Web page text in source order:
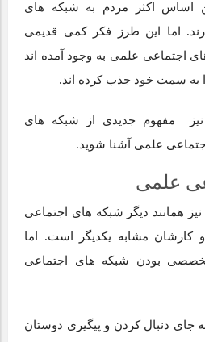
اساس اکثر مردم به شبکه های
اما این طرز فکر کمی قدیمی
اجتماعی علمی به وجود آمده اند
به سمت خود جذب کرده اند.
نیز مفهوم جدیدی از شبکه های
علمی آشنا شوید.
علمی
همانند دیگر شبکه های اجتماعی
کارشان مشابه یکدیگر است. اما
تخصصی بودن شبکه های اجتماعی
جای دنبال کردن و پیگیری دوستان